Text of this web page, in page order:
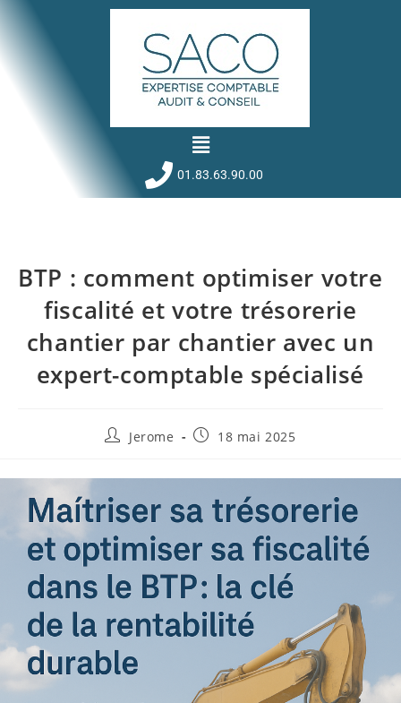
01.83.63.90.00
BTP : comment optimiser votre
fiscalité et votre trésorerie
chantier par chantier avec un
expert-comptable spécialisé
Jerome 18 mai 2025